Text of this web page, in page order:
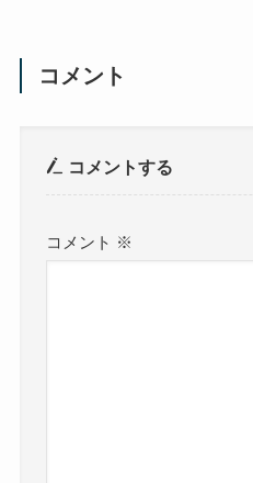
コメント
コメントする
コメント ※